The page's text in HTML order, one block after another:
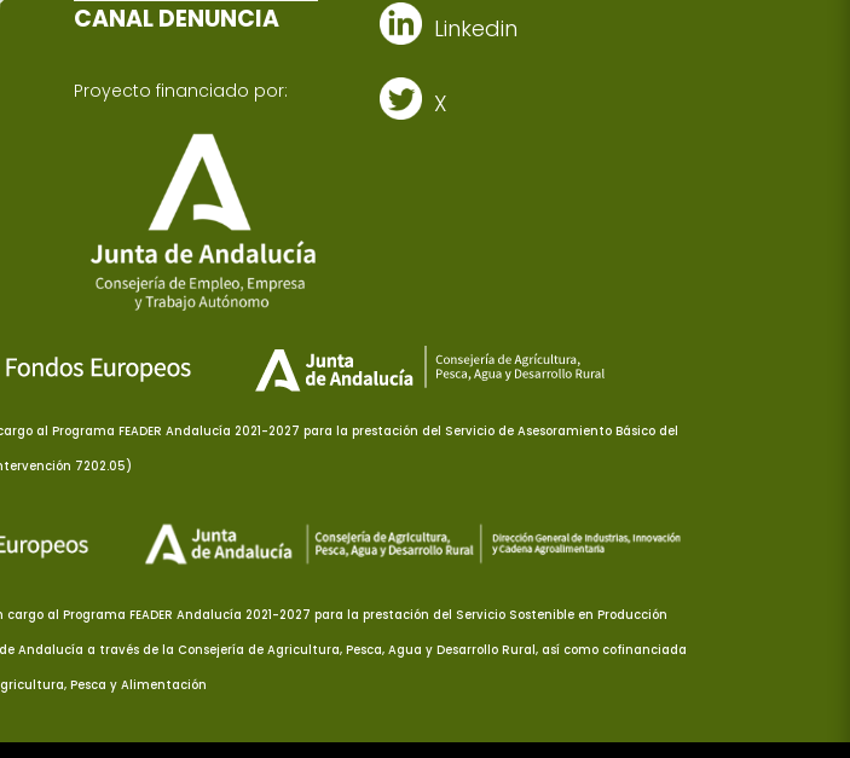
CANAL DENUNCIA
Proyecto financiado por:
Linkedin
X
al Programa FEADER Andalucía 2021-2027 para la prestación del Servicio de Asesoramiento Básico del
7202.05)
al Programa FEADER Andalucía 2021-2027 para la prestación del Servicio Sostenible en Producción
a través de la Consejería de Agricultura, Pesca, Agua y Desarrollo Rural, así como cofinanciada
Pesca y Alimentación